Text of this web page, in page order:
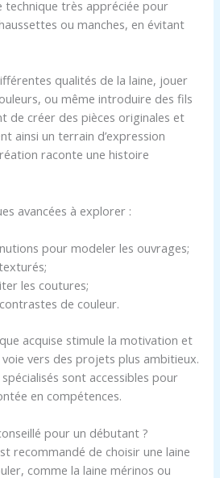
technique très appréciée pour
ou manches, en évitant
qualités de la laine, jouer
ou même introduire des fils
de créer des pièces originales et
ainsi un terrain d’expression
raconte une histoire
avancées à explorer :
pour modeler les ouvrages;
les coutures;
de couleur.
acquise stimule la motivation et
vers des projets plus ambitieux.
sont accessibles pour
en compétences.
pour un débutant ?
recommandé de choisir une laine
comme la laine mérinos ou